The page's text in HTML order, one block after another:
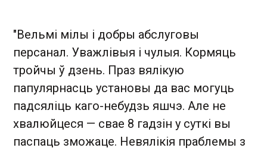
"Вельмі мілы і добры абслуговы
персанал. Уважлівыя і чулыя. Кормяць
тройчы ў дзень. Праз вялікую
папулярнасць установы да вас могуць
падсяліць каго-небудзь яшчэ. Але не
хвалюйцеся — свае 8 гадзін у суткі вы
паспаць зможаце. Невялікія праблемы з